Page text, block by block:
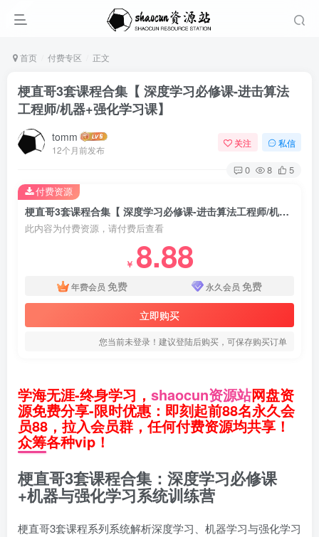
首页 付费专区 正文
梗直哥3套课程合集【 深度学习必修课-进击算法
工程师/机器+强化学习课】
tomm
12个月前发布
关注 私信
0 8 5
梗直哥3套课程合集【 深度学习必修课-进击算法工程师/机器+强化学习课】
此内容为付费资源，请付费后查看
￥ 8.88
年费会员 免费 永久会员 免费
立即购买
您当前未登录！建议登陆后购买，可保存购买订单
付费资源
学海无涯-终身学习， shaocun资源站网盘资
源免费分享-限时优惠：即刻起前88名永久会
员88，拉入会员群，任何付费资源均共享！
众筹各种vip！
梗直哥3套课程合集：深度学习必修课
+机器与强化学习系统训练营
梗直哥3套课程系列系统解析深度学习、机器学习与强化学习